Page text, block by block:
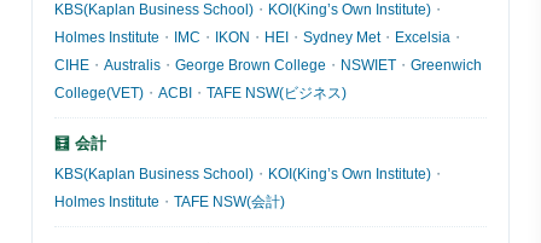
KBS(Kaplan Business School) ・ KOI(King’s Own Institute) ・
Holmes Institute ・ IMC ・ IKON ・ HEI ・ Sydney Met・ Excelsia ・
CIHE ・ Australis ・ George Brown College ・ NSWIET ・ Greenwich
College(VET) ・ ACBI ・ TAFE NSW(ビジネス)
🧮 会計
KBS(Kaplan Business School) ・ KOI(King’s Own Institute) ・
Holmes Institute ・ TAFE NSW(会計)